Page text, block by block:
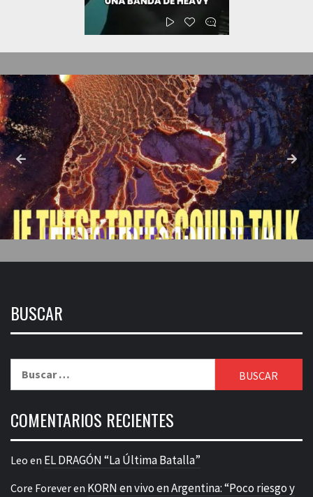
BUSCAR
COMENTARIOS RECIENTES
Leo en EL DRAGÓN “La Última Batalla”
Core Foreveren KORN en vivo en Argentina: “Poco riesgo y